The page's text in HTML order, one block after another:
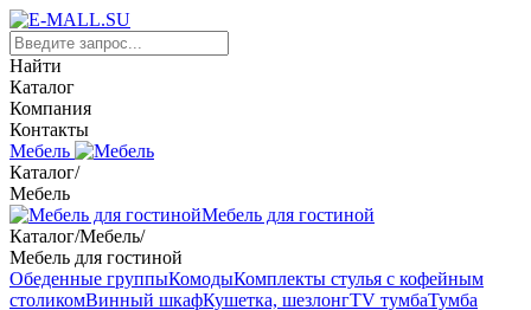
Найти
Каталог
Компания
Контакты
Мебель
Каталог/
Мебель
Мебель для гостиной
Каталог/Мебель/
Мебель для гостиной
Обеденные группыКомодыКомплекты стулья с кофейным
столикомВинный шкафКушетка, шезлонгTV тумбаТумба